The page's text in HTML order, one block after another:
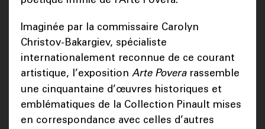
Imaginée par la commissaire Carolyn
Christov-Bakargiev, spécialiste
internationalement reconnue de ce courant
artistique, l’exposition Arte Povera rassemble
une cinquantaine d’œuvres historiques et
emblématiques de la Collection Pinault mises
en correspondance avec celles d’autres